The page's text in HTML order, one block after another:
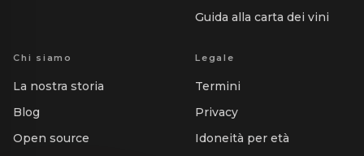
Guida alla carta dei vini
Chi siamo
La nostra storia
Blog
Open source
Legale
Termini
Privacy
Idoneità per età